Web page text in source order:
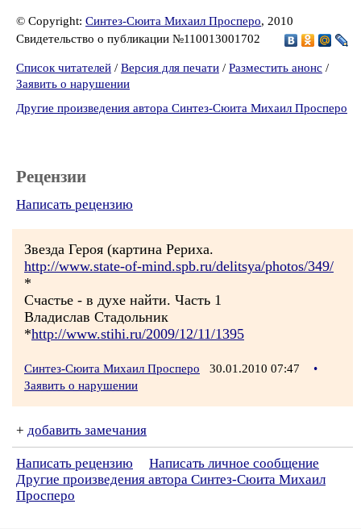
© Copyright: Синтез-Сюита Михаил Просперо, 2010
Свидетельство о публикации №110013001702
Список читателей / Версия для печати / Разместить анонс /
Заявить о нарушении
Другие произведения автора Синтез-Сюита Михаил Просперо
Рецензии
Написать рецензию
Звезда Героя (картина Рериха.
http://www.state-of-mind.spb.ru/delitsya/photos/349/
*
Счастье - в духе найти. Часть 1
Владислав Стадольник
*http://www.stihi.ru/2009/12/11/1395
Синтез-Сюита Михаил Просперо 30.01.2010 07:47
•
Заявить о нарушении
+ добавить замечания
Написать рецензию
Написать личное сообщение
Другие произведения автора Синтез-Сюита Михаил
Просперо